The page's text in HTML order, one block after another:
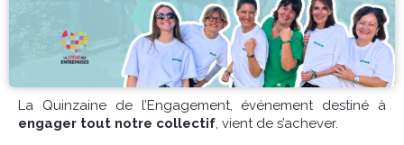
La Quinzaine de l’Engagement, événement destiné à
engager tout notre collectif, vient de s’achever.